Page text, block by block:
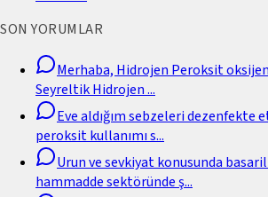
SON YORUMLAR
Merhaba, Hidrojen Peroksit
Seyreltik Hidrojen...
Eve aldığım sebzeleri dezenfekte
peroksit kullanımı s...
Urun ve sevkiyat konusunda
hammadde sektöründe ş...